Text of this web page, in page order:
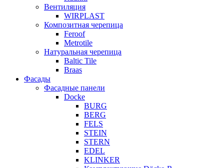
Вентиляция
WIRPLAST
Композитная черепица
Feroof
Metrotile
Натуральная черепица
Baltic Tile
Braas
Фасады
Фасадные панели
Docke
BURG
BERG
FELS
STEIN
STERN
EDEL
KLINKER